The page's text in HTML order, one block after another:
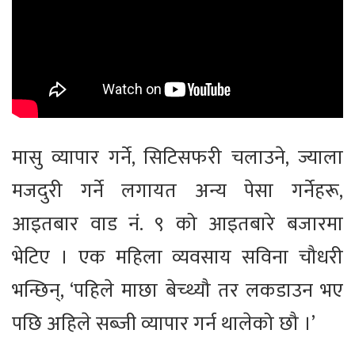
मासु व्यापार गर्ने, सिटिसफरी चलाउने, ज्याला
मजदुरी गर्ने लगायत अन्य पेसा गर्नेहरू,
आइतबार वाड नं. ९ को आइतबारे बजारमा
भेटिए । एक महिला व्यवसाय सविना चौधरी
भन्छिन्, ‘पहिले माछा बेच्थ्यौ तर लकडाउन भए
पछि अहिले सब्जी व्यापार गर्न थालेको छौ ।’